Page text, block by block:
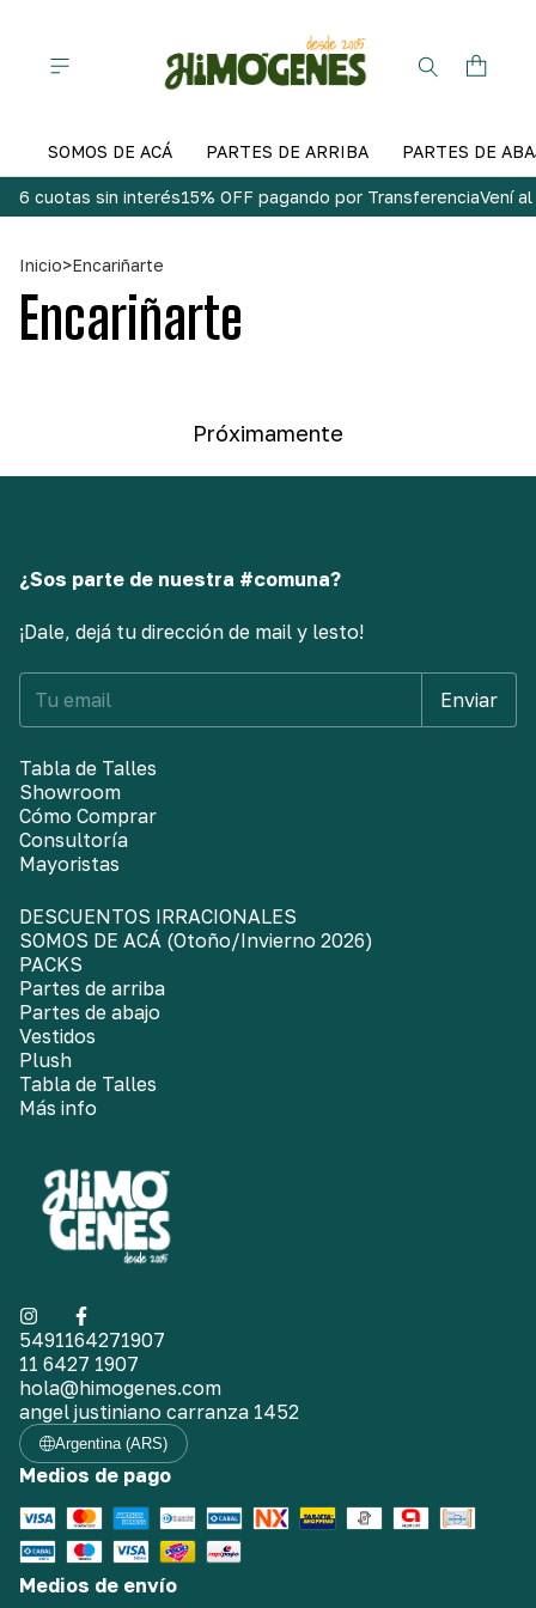
SOMOS DE ACÁ PARTES DE ARRIBA PARTES DE
6 cuotas sin interés15% OFF pagando por TransferenciaVení
Inicio>Encariñarte
Encariñarte
Próximamente
¿Sos parte de nuestra #comuna?
¡Dale, dejá tu dirección de mail y lesto!
Tabla de Talles
Showroom
Cómo Comprar
Consultoría
Mayoristas
DESCUENTOS IRRACIONALES
SOMOS DE ACÁ (Otoño/Invierno 2026)
PACKS
Partes de arriba
Partes de abajo
Vestidos
Plush
Tabla de Talles
Más info
5491164271907
11 6427 1907
hola@himogenes.com
angel justiniano carranza 1452
Argentina (ARS)
Medios de pago
Medios de envío